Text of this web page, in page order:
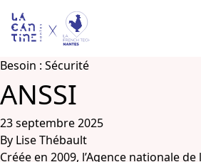
Qui sommes
nous ?
Besoin : Sécurité
ANSSI
23 septembre 2025
By Lise Thébault
Créée en 2009, l’Agence nationale